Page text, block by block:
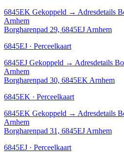
6845EK Gekoppeld → Adresdetails
Arnhem
Borgharenpad 29, 6845EJ Arnhem
6845EJ · Perceelkaart
6845EJ Gekoppeld → Adresdetails
Arnhem
Borgharenpad 30, 6845EK Arnhem
6845EK · Perceelkaart
6845EK Gekoppeld → Adresdetails
Arnhem
Borgharenpad 31, 6845EJ Arnhem
6845EJ · Perceelkaart